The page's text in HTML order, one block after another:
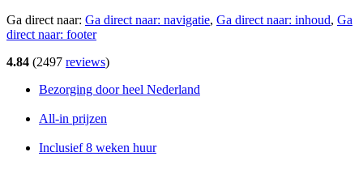
Ga direct naar: Ga direct naar: navigatie, Ga direct naar: inhoud, Ga
direct naar: footer
4.84 (2497 reviews)
Bezorging door heel Nederland
All-in prijzen
Inclusief 8 weken huur